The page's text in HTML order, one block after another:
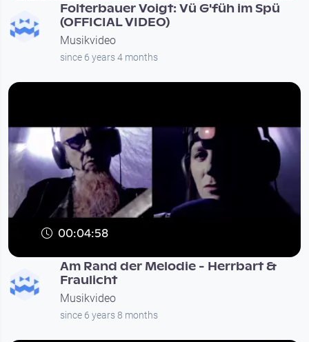
Folterbauer Voigt: Vü G'füh im Spü
(OFFICIAL VIDEO)
Musikvideo
since 6 years 4 months
00:04:58
Am Rand der Melodie - Herrbart &
Fraulicht
Musikvideo
since 6 years 8 months